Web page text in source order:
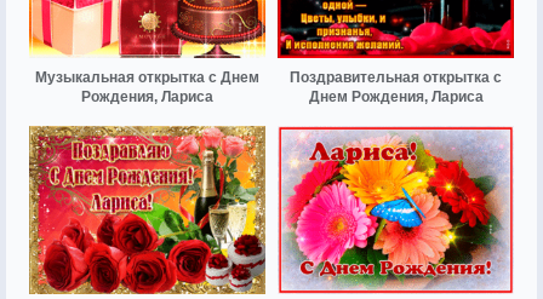
Музыкальная открытка с Днем
Рождения, Лариса
Поздравительная открытка с
Днем Рождения, Лариса